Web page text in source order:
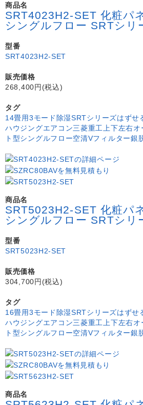
商品名
SRT4023H2-SET 化粧パ
シングルフロー SRTシリ
型番
SRT4023H2-SET
販売価格
268,400円(税込)
タグ
14畳用3モード除湿SRTシリーズはずせ
ハウジングエアコン三菱重工 上下左右
ト型シングルフロー空清Vフィルター銀
商品名
SRT5023H2-SET 化粧パ
シングルフロー SRTシリ
型番
SRT5023H2-SET
販売価格
304,700円(税込)
タグ
16畳用3モード除湿SRTシリーズはずせ
ハウジングエアコン三菱重工 上下左右
ト型シングルフロー空清Vフィルター銀
商品名